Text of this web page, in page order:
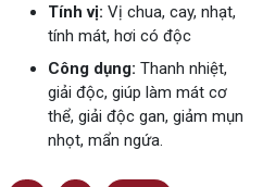
Tính vị: Vị chua, cay, nhạt,
tính mát, hơi có độc
Công dụng: Thanh nhiệt,
giải độc, giúp làm mát cơ
thể, giải độc gan, giảm mụn
nhọt, mẩn ngứa.